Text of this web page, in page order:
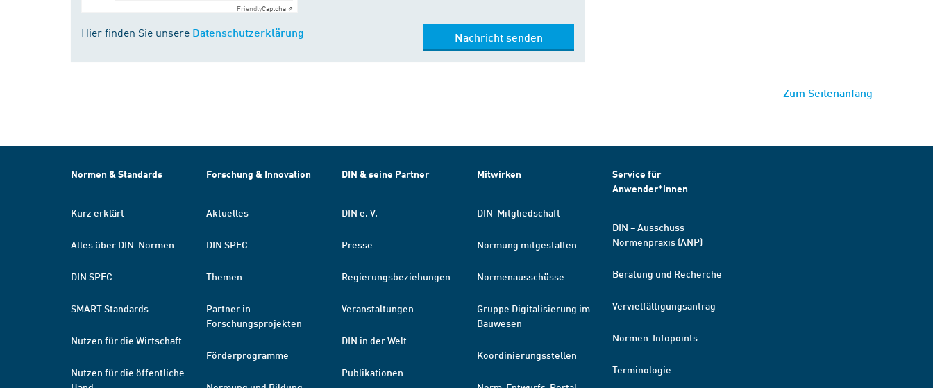
FriendlyCaptcha ⇗
Hier finden Sie unsere Datenschutzerklärung Nachricht senden
Zum Seitenanfang
Normen & Standards
Kurz erklärt
Alles über DIN-Normen
DIN SPEC
SMART Standards
Nutzen für die Wirtschaft
Nutzen für die öffentliche
Forschung & Innovation
Aktuelles
DIN SPEC
Themen
Partner in
Forschungsprojekten
Förderprogramme
DIN & seine Partner
DIN e. V.
Presse
Regierungsbeziehungen
Veranstaltungen
DIN in der Welt
Publikationen
Mitwirken
DIN-Mitgliedschaft
Normung mitgestalten
Normenausschüsse
Gruppe Digitalisierung im
Bauwesen
Koordinierungsstellen
Service für
Anwender*innen
DIN – Ausschuss
Normenpraxis (ANP)
Beratung und Recherche
Vervielfältigungsantrag
Normen-Infopoints
Terminologie